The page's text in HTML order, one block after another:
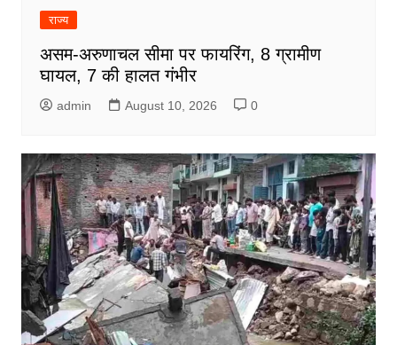
राज्य
असम-अरुणाचल सीमा पर फायरिंग, 8 ग्रामीण
घायल, 7 की हालत गंभीर
admin August 10, 2026 0